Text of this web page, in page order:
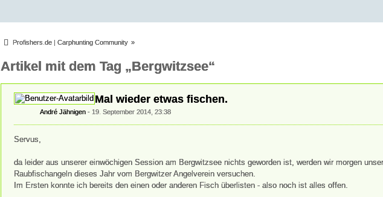
Profishers.de | Carphunting Community »
Artikel mit dem Tag „Bergwitzsee“
Mal wieder etwas fischen.
André Jähnigen 19. September 2014, 23:38
Servus,
da leider aus unserer einwöchigen Session am Bergwitzsee nichts geworden ist, werden wir morgen
Raubfischangeln dieses Jahr vom Bergwitzer Angelverein versuchen.
Im Ersten konnte ich bereits den einen oder anderen Fisch überlisten - also noch ist alles offen.